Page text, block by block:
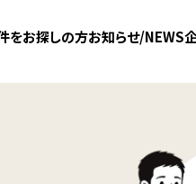
をお探しの方お知らせ/NEWS